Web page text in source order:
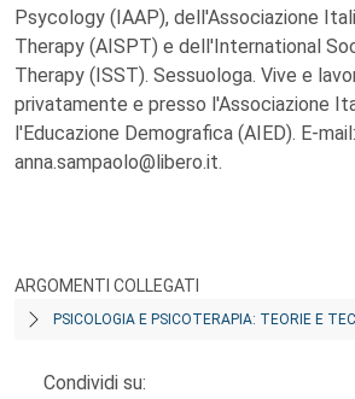
Psycology (IAAP), dell'Associazione
Therapy (AISPT) e dell'International
Therapy (ISST). Sessuologa. Vive e
privatamente e presso l'Associazione
l'Educazione Demografica (AIED). E-mail:
anna.sampaolo@libero.it.
ARGOMENTI COLLEGATI
PSICOLOGIA E PSICOTERAPIA: TEORIE E
Condividi su: